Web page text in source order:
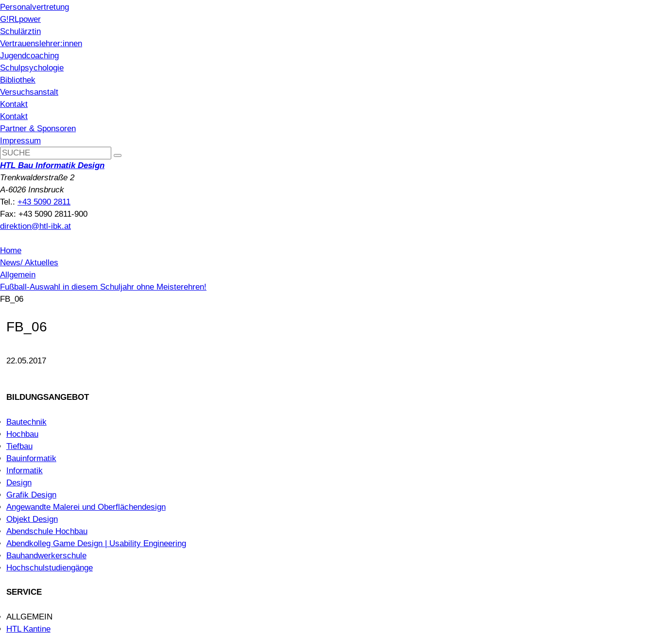
Personalvertretung
G!RLpower
Schulärztin
Vertrauenslehrer:innen
Jugendcoaching
Schulpsychologie
Bibliothek
Versuchsanstalt
Kontakt
Kontakt
Partner & Sponsoren
Impressum
HTL Bau Informatik Design
Trenkwalderstraße 2
A-6026 Innsbruck
Tel.: +43 5090 2811
Fax: +43 5090 2811-900
direktion@htl-ibk.at
Home
News/ Aktuelles
Allgemein
Fußball-Auswahl in diesem Schuljahr ohne Meisterehren!
FB_06
FB_06
22.05.2017
BILDUNGSANGEBOT
Bautechnik
Hochbau
Tiefbau
Bauinformatik
Informatik
Design
Grafik Design
Angewandte Malerei und Oberflächendesign
Objekt Design
Abendschule Hochbau
Abendkolleg Game Design | Usability Engineering
Bauhandwerkerschule
Hochschulstudiengänge
SERVICE
ALLGEMEIN
HTL Kantine